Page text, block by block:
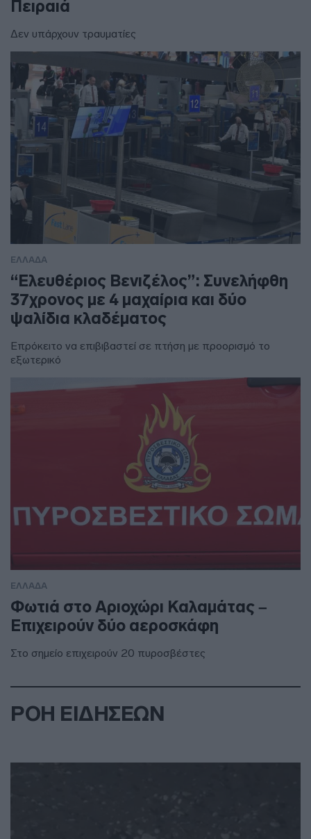
Πειραιά
Δεν υπάρχουν τραυματίες
ΕΛΛΑΔΑ
“Ελευθέριος Βενιζέλος”: Συνελήφθη
37χρονος με 4 μαχαίρια και δύο
ψαλίδια κλαδέματος
Επρόκειτο να επιβιβαστεί σε πτήση με προορισμό το
εξωτερικό
ΕΛΛΑΔΑ
Φωτιά στο Αριοχώρι Καλαμάτας –
Επιχειρούν δύο αεροσκάφη
Στο σημείο επιχειρούν 20 πυροσβέστες
ΡΟΗ ΕΙΔΗΣΕΩΝ